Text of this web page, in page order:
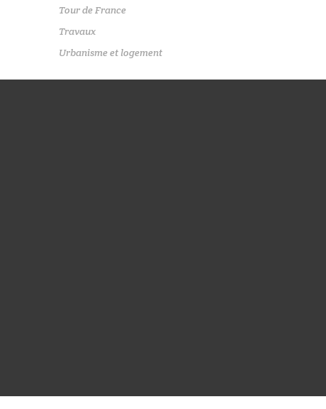
Tour de France
Travaux
Urbanisme et logement